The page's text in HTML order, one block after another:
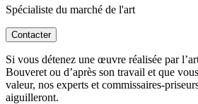
Spécialiste du marché de l'art
Contacter
Si vous détenez une œuvre réalisée par
Bouveret ou d’après son travail et que
valeur, nos experts et commissaires-
aiguilleront.